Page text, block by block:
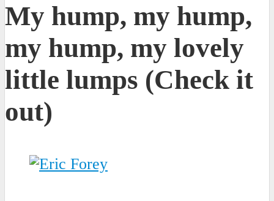
My hump, my hump,
my hump, my lovely
little lumps (Check it
out)